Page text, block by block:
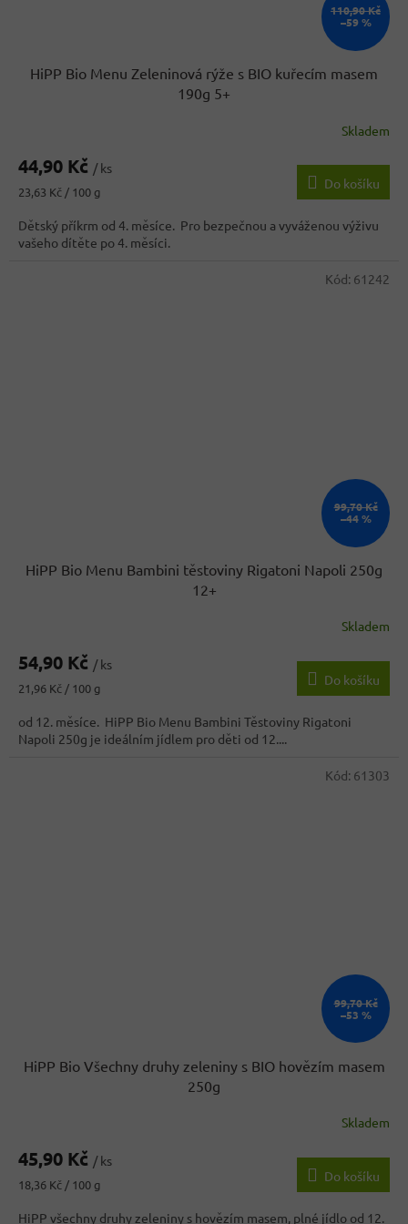
110,90 Kč
–59 %
HiPP Bio Menu Zeleninová rýže s BIO kuřecím masem
190g 5+
Skladem
44,90 Kč / ks
Měrná
23,63 Kč / 100 g
Do košíku
Dětský příkrm od 4. měsíce. Pro bezpečnou a vyváženou výživu
vašeho dítěte po 4. měsíci.
99,70 Kč
–44 %
HiPP Bio Menu Bambini těstoviny Rigatoni Napoli 250g
12+
Skladem
54,90 Kč / ks
Měrná
21,96 Kč / 100 g
Do košíku
od 12. měsíce. HiPP Bio Menu Bambini Těstoviny Rigatoni
Napoli 250g je ideálním jídlem pro děti od 12....
Kód: 61242
99,70 Kč
–53 %
HiPP Bio Všechny druhy zeleniny s BIO hovězím masem
250g
produktu
2,7
z
Skladem
45,90 Kč / ks
Měrná
18,36 Kč / 100 g
Do košíku
HiPP všechny druhy zeleniny s hovězím masem, plné jídlo od 12.
Kód: 61303